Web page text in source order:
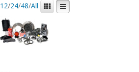
12/24/48/All